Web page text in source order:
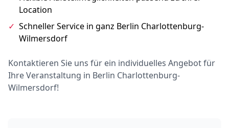
Location
✓ Schneller Service in ganz Berlin Charlottenburg-
Wilmersdorf
Kontaktieren Sie uns für ein individuelles Angebot für
Ihre Veranstaltung in Berlin Charlottenburg-
Wilmersdorf!